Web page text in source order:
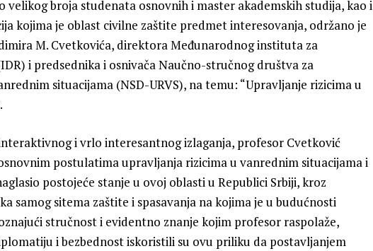
velikog broja studenata osnovnih i master akademskih studija, kao i
kojima je oblast civilne zaštite predmet interesovanja, održano je
M. Cvetkovića, direktora Međunarodnog instituta za
i predsednika i osnivača Naučno-stručnog društva za
situacijama (NSD-URVS), na temu: “Upravljanje rizicima u
i vrlo interesantnog izlaganja, profesor Cvetković
postulatima upravljanja rizicima u vanrednim situacijama i
postojeće stanje u ovoj oblasti u Republici Srbiji, kroz
samog sitema zaštite i spasavanja na kojima je u budućnosti
stručnost i evidentno znanje kojim profesor raspolaže,
i bezbednost iskoristili su ovu priliku da postavljanjem